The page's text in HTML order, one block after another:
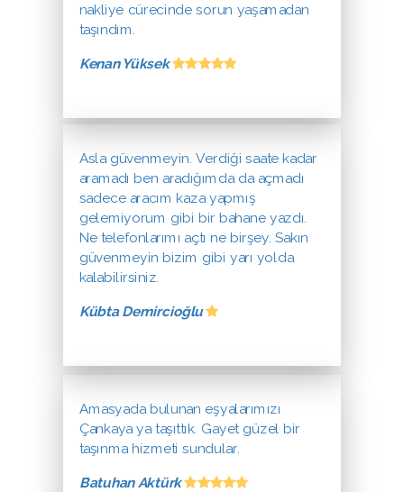
nakliye cürecinde sorun yaşamadan
taşındım.
Kenan Yüksek
Asla güvenmeyin. Verdiği saate kadar
aramadı ben aradığımda da açmadı
sadece aracım kaza yapmış
gelemiyorum gibi bir bahane yazdı.
Ne telefonlarımı açtı ne birşey. Sakın
güvenmeyin bizim gibi yarı yolda
kalabilirsiniz.
Kübta Demircioğlu
Amasyada bulunan eşyalarımızı
Çankaya ya taşıttık. Gayet güzel bir
taşınma hizmeti sundular.
Batuhan Aktürk